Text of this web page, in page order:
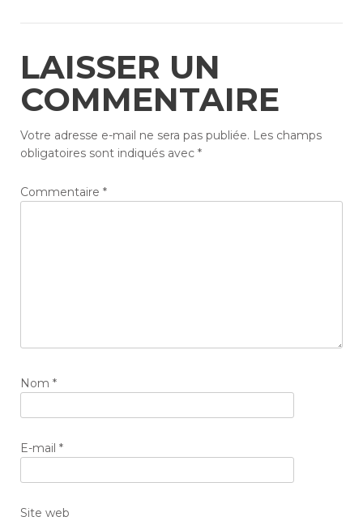
LAISSER UN
COMMENTAIRE
Votre adresse e-mail ne sera pas publiée. Les champs
obligatoires sont indiqués avec *
Commentaire *
Nom *
E-mail *
Site web